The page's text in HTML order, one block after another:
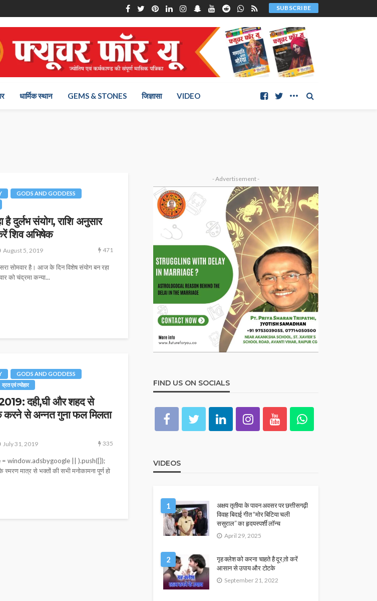
SUBSCRIBE
धार्मिक स्थान GEMS & STONES जिज्ञासा VIDEO
GODS AND GODDESS
दुर्लभ संयोग, राशि अनुसार
शिव अभिषेक
August 5, 2019 471
सोमवार है। आज के दिन विशेष संयोग बन रहा
को चंद्रमा कन्या...
GODS AND GODDESS
व्रत एवं त्योहार
दही,घी और शहद से
करने से अन्नत गुना फल मिलता
July 31, 2019 335
window.adsbygoogle || ).push({});
मात्र से भक्तों की सभी मनोकामना पू्र्ण हो
- Advertisement -
FIND US ON SOCIALS
VIDEOS
1
अक्षय तृतीया के पावन अवसर पर छत्तीसगढ़ी
विवाह बिदाई गीत “मोर बिटिया चली
ससुराल” का हृदयस्पर्शी लॉन्च
April 29, 2025
2
गृह क्लेश को करना चाहते है दूर,तो करें
आसान से उपाय और टोटके
September 21, 2022